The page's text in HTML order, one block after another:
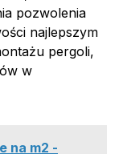
pozwolenia
najlepszym
pergoli,
w
na m2 -